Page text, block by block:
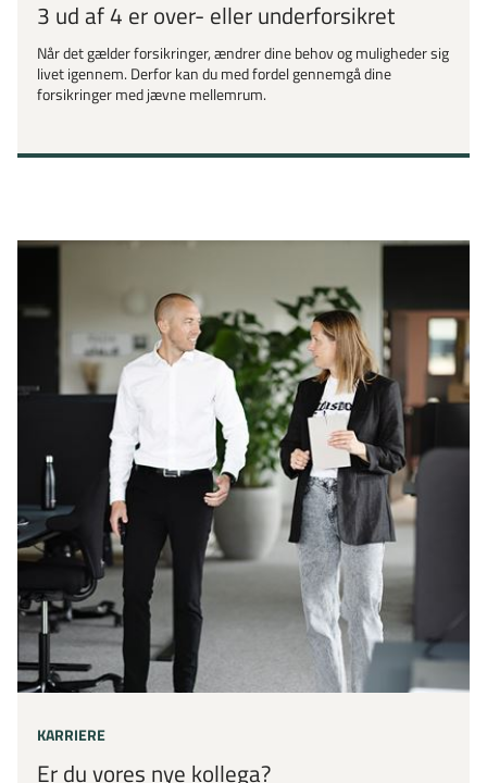
3 ud af 4 er over- eller underforsikret
Når det gælder forsikringer, ændrer dine behov og muligheder sig
livet igennem. Derfor kan du med fordel gennemgå dine
forsikringer med jævne mellemrum.
KARRIERE
Er du vores nye kollega?